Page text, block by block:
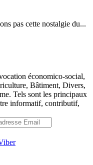
pas cette nostalgie du...
économico-social,
Bâtiment, Divers,
Tels sont les principaux
informatif, contributif,